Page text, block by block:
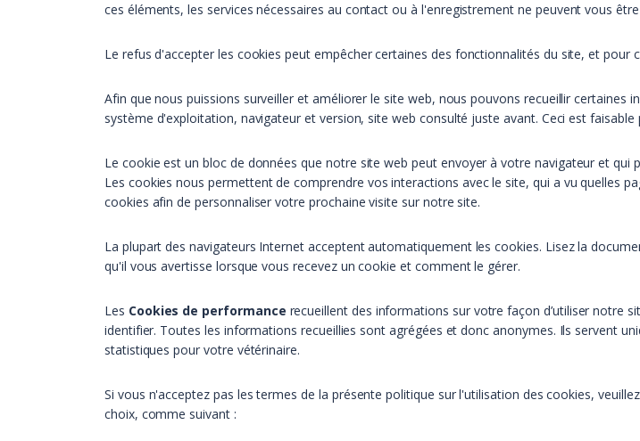
ces éléments, les services nécessaires au contact ou à l'enregistrement ne peuvent vous
Le refus d'accepter les cookies peut empêcher certaines des fonctionnalités du site, et pour
Afin que nous puissions surveiller et améliorer le site web, nous pouvons recueillir
système d'exploitation, navigateur et version, site web consulté juste avant. Ceci est
Le cookie est un bloc de données que notre site web peut envoyer à votre navigateur et qui
Les cookies nous permettent de comprendre vos interactions avec le site, qui a vu quelles
cookies afin de personnaliser votre prochaine visite sur notre site.
La plupart des navigateurs Internet acceptent automatiquement les cookies. Lisez la
qu'il vous avertisse lorsque vous recevez un cookie et comment le gérer.
Les Cookies de performance recueillent des informations sur votre façon d’utiliser notre
identifier. Toutes les informations recueillies sont agrégées et donc anonymes. Ils servent
statistiques pour votre vétérinaire.
Si vous n'acceptez pas les termes de la présente politique sur l'utilisation des cookies,
choix, comme suivant :